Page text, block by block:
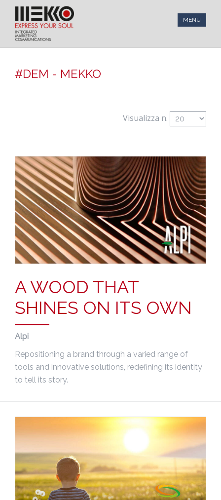
MENU
#DEM - MEKKO
Visualizza n.
A WOOD THAT
SHINES ON ITS OWN
Alpi
Repositioning a brand through a varied range of
tools and innovative solutions, redefining its identity
to tell its story.